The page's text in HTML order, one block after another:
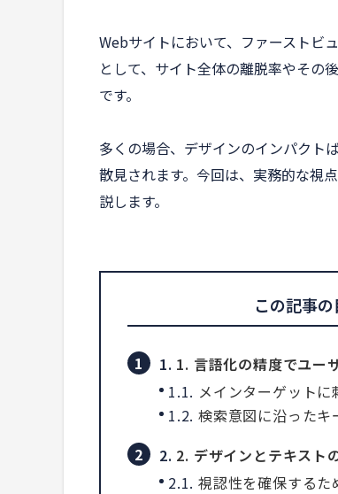
Webサイトにおいて、ファーストビ
として、サイト全体の離脱率やその
です。
多くの場合、デザインのインパクト
散見されます。今回は、実務的な視
説します。
この記事
1. 1. 言語化の精度でユー
1.1. メインターゲット
1.2. 検索意図に沿ったキ
2. 2. デザインとテキスト
2.1. 視認性を確保する